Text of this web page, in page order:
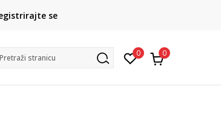
CLICK& COLLECT
preuzimanje u trgovini
se
Pretraži stranicu 0 0